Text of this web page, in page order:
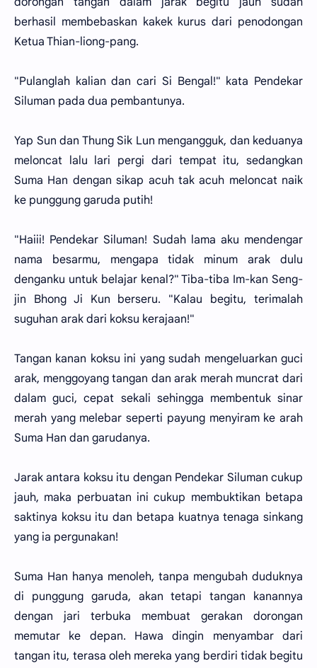
berhasil membebaskan kakek kurus dari penodongan
Ketua Thian-liong-pang.
"Pulanglah kalian dan cari Si Bengal!" kata Pendekar
Siluman pada dua pembantunya.
Yap Sun dan Thung Sik Lun mengangguk, dan keduanya
meloncat lalu lari pergi dari tempat itu, sedangkan
Suma Han dengan sikap acuh tak acuh meloncat naik
ke punggung garuda putih!
"Haiii! Pendekar Siluman! Sudah lama aku mendengar
nama besarmu, mengapa tidak minum arak dulu
denganku untuk belajar kenal?" Tiba-tiba Im-kan Seng-
jin Bhong Ji Kun berseru. "Kalau begitu, terimalah
suguhan arak dari koksu kerajaan!"
Tangan kanan koksu ini yang sudah mengeluarkan guci
arak, menggoyang tangan dan arak merah muncrat dari
dalam guci, cepat sekali sehingga membentuk sinar
merah yang melebar seperti payung menyiram ke arah
Suma Han dan garudanya.
Jarak antara koksu itu dengan Pendekar Siluman cukup
jauh, maka perbuatan ini cukup membuktikan betapa
saktinya koksu itu dan betapa kuatnya tenaga sinkang
yang ia pergunakan!
Suma Han hanya menoleh, tanpa mengubah duduknya
di punggung garuda, akan tetapi tangan kanannya
dengan jari terbuka membuat gerakan dorongan
memutar ke depan. Hawa dingin menyambar dari
tangan itu, terasa oleh mereka yang berdiri tidak begitu